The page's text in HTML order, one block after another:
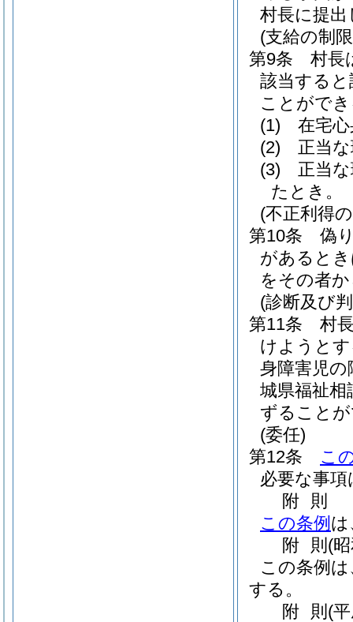
村長に提
(支給の制
第9条
村長
該当する
ことがで
(1)
在宅
(2)
正当
(3)
正当
たとき。
(不正利得
第10条
偽
があると
をその者
(診断及び
第11条
村
けようと
身障害児
城県福祉
ずること
(委任)
第12条
こ
必要な事
附 則
この条例 は
附 則 (
この条例
する。
附 則 (